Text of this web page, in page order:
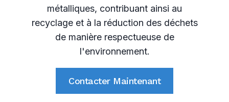
métalliques, contribuant ainsi au
recyclage et à la réduction des déchets
de manière respectueuse de
l'environnement.
Contacter Maintenant